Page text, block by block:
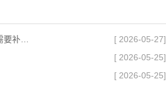
[ 2026-05-27]
[ 2026-05-25]
[ 2026-05-25]